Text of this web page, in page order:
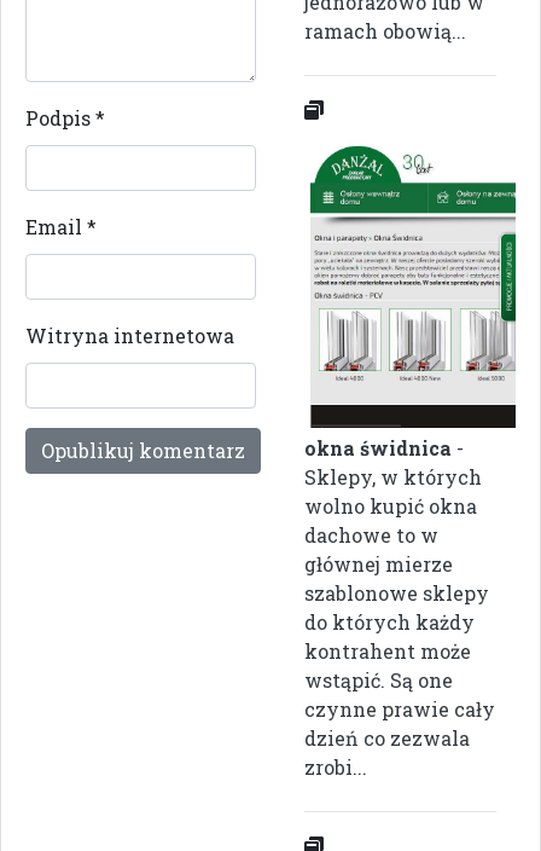
Podpis*
Email *
Witryna internetowa
ramach obowią...
okna świdnica -
Sklepy, w których
wolno kupić okna
dachowe to w
głównej mierze
szablonowe sklepy
do których każdy
kontrahent może
wstąpić. Są one
czynne prawie cały
dzień co zezwala
zrobi...